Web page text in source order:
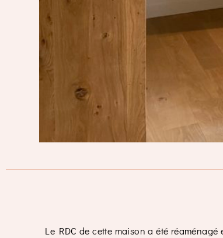
Le RDC de cette maison a été